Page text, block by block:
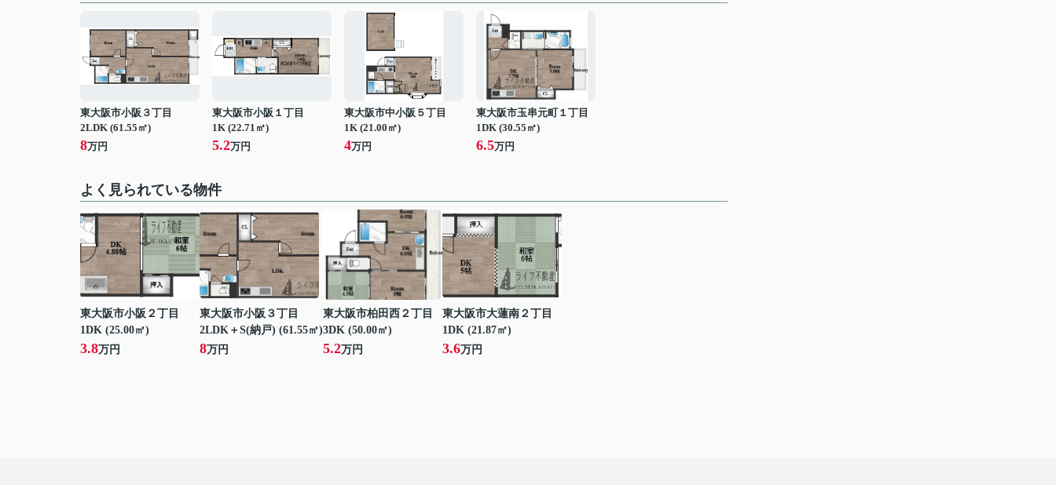
東大阪市小阪３丁目
2LDK (61.55㎡)
8万円
東大阪市小阪１丁目
1K (22.71㎡)
5.2万円
東大阪市中小阪５丁目
1K (21.00㎡)
4万円
東大阪市玉串元町１丁目
1DK (30.55㎡)
6.5万円
よく見られている物件
東大阪市小阪２丁目
1DK (25.00㎡)
3.8万円
東大阪市小阪３丁目
2LDK＋S(納戸) (61.55㎡)
8万円
東大阪市柏田西２丁目
3DK (50.00㎡)
5.2万円
東大阪市大蓮南２丁目
1DK (21.87㎡)
3.6万円